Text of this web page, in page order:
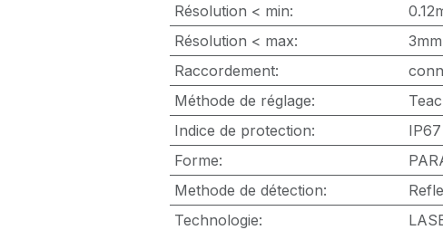
Résolution < min:
Résolution < max:
3mm
Raccordement:
Méthode de réglage:
Indice de protection:
IP67
Forme:
Methode de détection:
Technologie: